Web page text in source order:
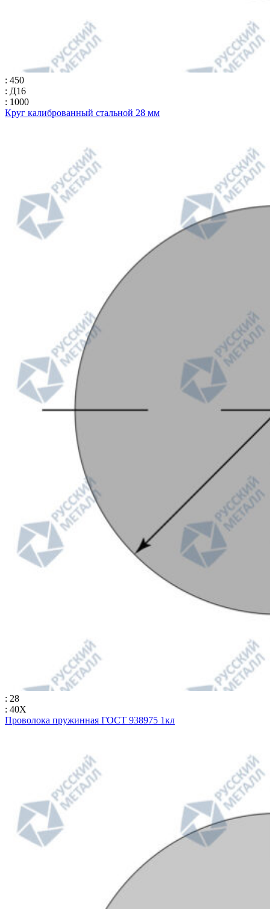
: 450
: Д16
: 1000
Круг калиброванный стальной 28 мм
: 28
: 40Х
Проволока пружинная ГОСТ 938975 1кл